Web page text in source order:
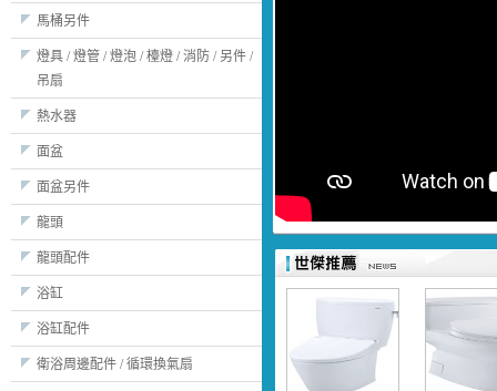
馬桶另件
燈具 / 燈管 / 燈泡 / 檯燈 / 消防 / 另件 /
吊扇
熱水器
面盆
面盆另件
龍頭
龍頭配件
浴缸
浴缸配件
衛浴周邊配件 / 循環換氣扇